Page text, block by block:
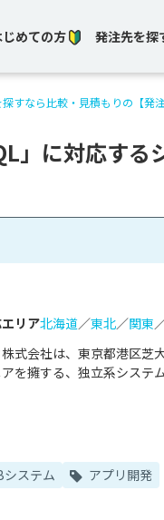
じめての方 発注先を探
すなら比較・見積もりの【発注
」に対応する
株式会社は、東京都港区芝
を擁する、独立系システ
リア北海道／東北／関東
システム アプリ開発